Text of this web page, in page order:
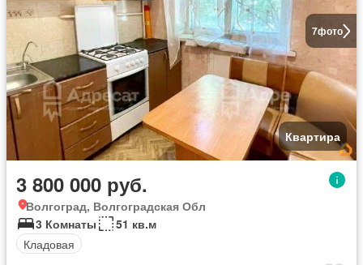
7фото
Квартира
3 800 000 руб.
Волгоград, Волгоградская Обл
3 Комнаты
51 кв.м
Кладовая